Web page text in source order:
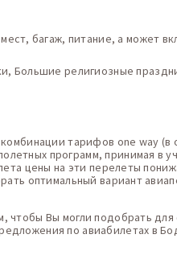
багаж, питание, а может
Большие религиозные
тарифов one way (в
программ, принимая в
цены на эти перелеты
оптимальный вариант
чтобы Вы могли подобрать
по авиабилетах в